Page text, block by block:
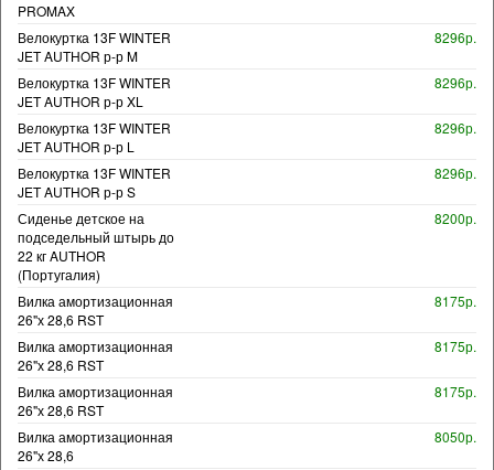
PROMAX
Велокуртка 13F WINTER
JET AUTHOR р-р M
8296р.
Велокуртка 13F WINTER
JET AUTHOR р-р XL
8296р.
Велокуртка 13F WINTER
JET AUTHOR р-р L
8296р.
Велокуртка 13F WINTER
JET AUTHOR р-р S
8296р.
Сиденье детское на
подседельный штырь до
22 кг AUTHOR
(Португалия)
8200р.
Вилка амортизационная
26"х 28,6 RST
8175р.
Вилка амортизационная
26"х 28,6 RST
8175р.
Вилка амортизационная
26"х 28,6 RST
8175р.
Вилка амортизационная
26"х 28,6
8050р.